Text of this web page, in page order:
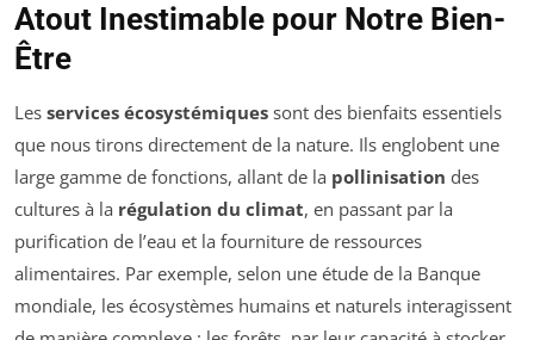
Atout Inestimable pour Notre Bien-
Être
Les services écosystémiques sont des bienfaits essentiels
que nous tirons directement de la nature. Ils englobent une
large gamme de fonctions, allant de la pollinisation des
cultures à la régulation du climat, en passant par la
purification de l’eau et la fourniture de ressources
alimentaires. Par exemple, selon une étude de la Banque
mondiale, les écosystèmes humains et naturels interagissent